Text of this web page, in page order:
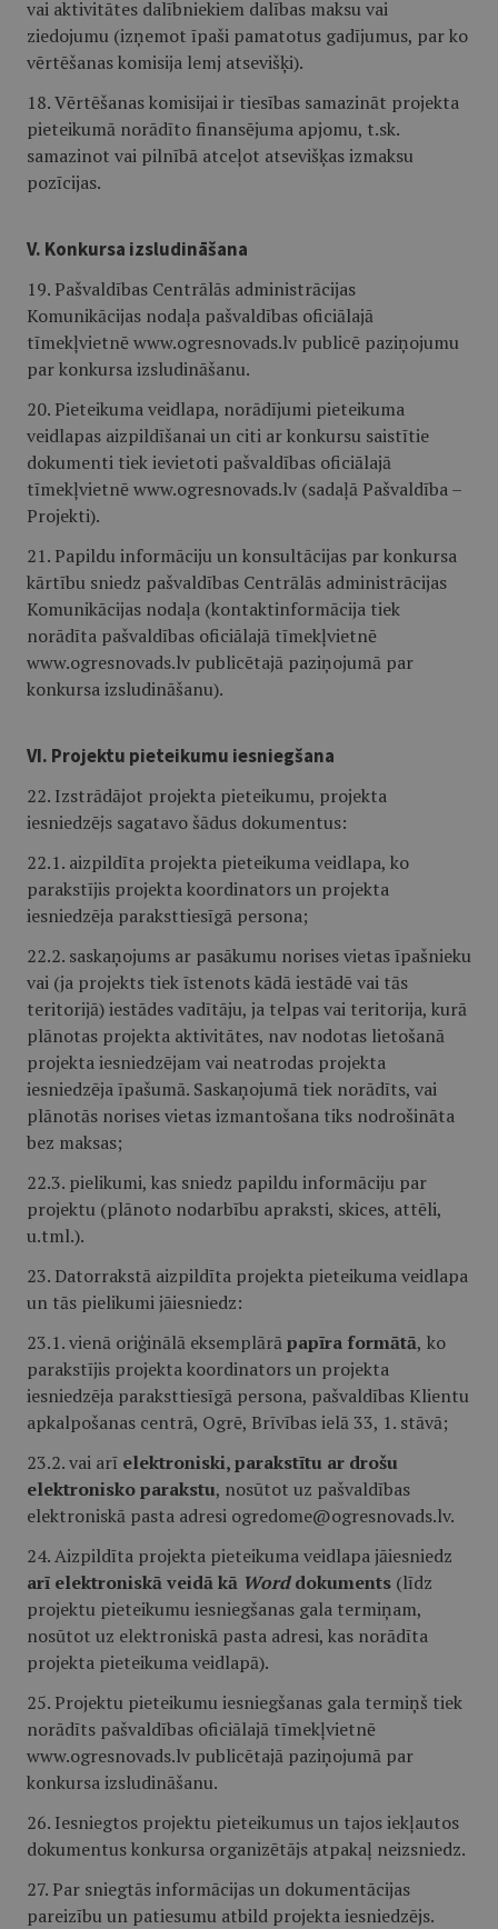
vai aktivitātes dalībniekiem dalības maksu vai
ziedojumu (izņemot īpaši pamatotus gadījumus, par ko
vērtēšanas komisija lemj atsevišķi).
18. Vērtēšanas komisijai ir tiesības samazināt projekta
pieteikumā norādīto finansējuma apjomu, t.sk.
samazinot vai pilnībā atceļot atsevišķas izmaksu
pozīcijas.
V. Konkursa izsludināšana
19. Pašvaldības Centrālās administrācijas
Komunikācijas nodaļa pašvaldības oficiālajā
tīmekļvietnē www.ogresnovads.lv publicē paziņojumu
par konkursa izsludināšanu.
20. Pieteikuma veidlapa, norādījumi pieteikuma
veidlapas aizpildīšanai un citi ar konkursu saistītie
dokumenti tiek ievietoti pašvaldības oficiālajā
tīmekļvietnē www.ogresnovads.lv (sadaļā Pašvaldība –
Projekti).
21. Papildu informāciju un konsultācijas par konkursa
kārtību sniedz pašvaldības Centrālās administrācijas
Komunikācijas nodaļa (kontaktinformācija tiek
norādīta pašvaldības oficiālajā tīmekļvietnē
www.ogresnovads.lv publicētajā paziņojumā par
konkursa izsludināšanu).
VI. Projektu pieteikumu iesniegšana
22. Izstrādājot projekta pieteikumu, projekta
iesniedzējs sagatavo šādus dokumentus:
22.1. aizpildīta projekta pieteikuma veidlapa, ko
parakstījis projekta koordinators un projekta
iesniedzēja paraksttiesīgā persona;
22.2. saskaņojums ar pasākumu norises vietas īpašnieku
vai (ja projekts tiek īstenots kādā iestādē vai tās
teritorijā) iestādes vadītāju, ja telpas vai teritorija, kurā
plānotas projekta aktivitātes, nav nodotas lietošanā
projekta iesniedzējam vai neatrodas projekta
iesniedzēja īpašumā. Saskaņojumā tiek norādīts, vai
plānotās norises vietas izmantošana tiks nodrošināta
bez maksas;
22.3. pielikumi, kas sniedz papildu informāciju par
projektu (plānoto nodarbību apraksti, skices, attēli,
u.tml.).
23. Datorrakstā aizpildīta projekta pieteikuma veidlapa
un tās pielikumi jāiesniedz:
23.1. vienā oriģinālā eksemplārāpapīra formātā, ko
parakstījis projekta koordinators un projekta
iesniedzēja paraksttiesīgā persona, pašvaldības Klientu
apkalpošanas centrā, Ogrē, Brīvības ielā 33, 1. stāvā;
23.2. vai arī elektroniski, parakstītu ar drošu
elektronisko parakstu, nosūtot uz pašvaldības
elektroniskā pasta adresi ogredome@ogresnovads.lv.
24. Aizpildīta projekta pieteikuma veidlapa jāiesniedz
arī elektroniskā veidā kā Worddokuments (līdz
projektu pieteikumu iesniegšanas gala termiņam,
nosūtot uz elektroniskā pasta adresi, kas norādīta
projekta pieteikuma veidlapā).
25. Projektu pieteikumu iesniegšanas gala termiņš tiek
norādīts pašvaldības oficiālajā tīmekļvietnē
www.ogresnovads.lv publicētajā paziņojumā par
konkursa izsludināšanu.
26. Iesniegtos projektu pieteikumus un tajos iekļautos
dokumentus konkursa organizētājs atpakaļ neizsniedz.
27. Par sniegtās informācijas un dokumentācijas
pareizību un patiesumu atbild projekta iesniedzējs.